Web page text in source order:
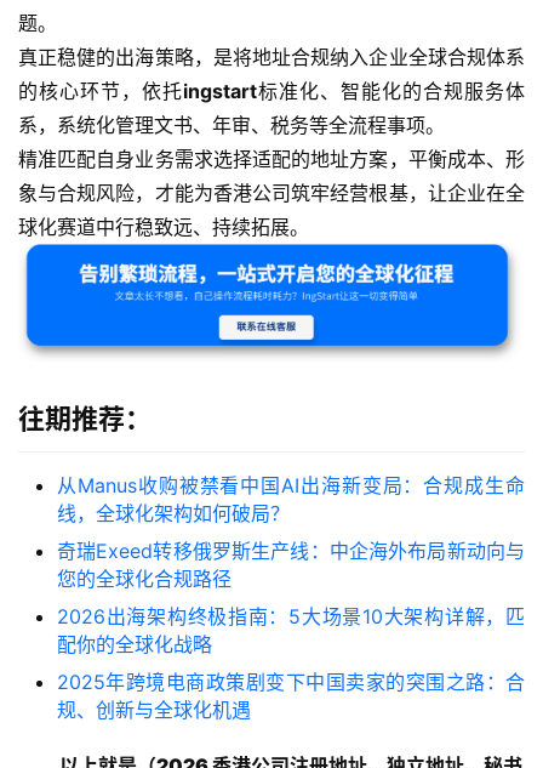
题。
真正稳健的出海策略，是将地址合规纳入企业全球合规体系
的核心环节，依托ingstart标准化、智能化的合规服务体
系，系统化管理文书、年审、税务等全流程事项。
精准匹配自身业务需求选择适配的地址方案，平衡成本、形
象与合规风险，才能为香港公司筑牢经营根基，让企业在全
球化赛道中行稳致远、持续拓展。
往期推荐：
从Manus收购被禁看中国AI出海新变局：合规成生命
线，全球化架构如何破局？
奇瑞Exeed转移俄罗斯生产线：中企海外布局新动向与
您的全球化合规路径
2026出海架构终极指南：5大场景10大架构详解，匹
配你的全球化战略
2025年跨境电商政策剧变下中国卖家的突围之路：合
规、创新与全球化机遇